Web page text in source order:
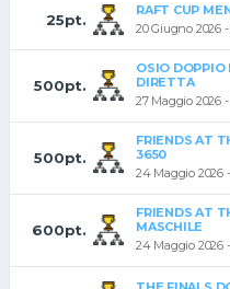
25pt.
RAFT CUP
20 Giugno 2026
500pt.
OSIO DOPPIO
DIRETTA
27 Maggio 2026
500pt.
FRIENDS AT
3650
24 Maggio 2026
600pt.
FRIENDS AT
MASCHILE
24 Maggio 2026